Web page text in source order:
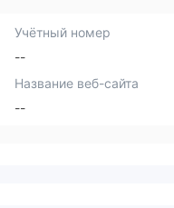
Учётный номер
--
Название веб-сайта
--